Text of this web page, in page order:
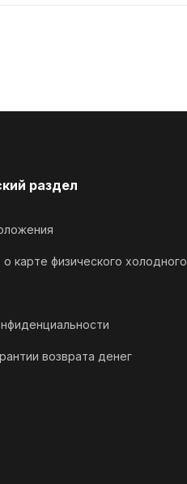
раздел
карте физического холодного
возврата денег